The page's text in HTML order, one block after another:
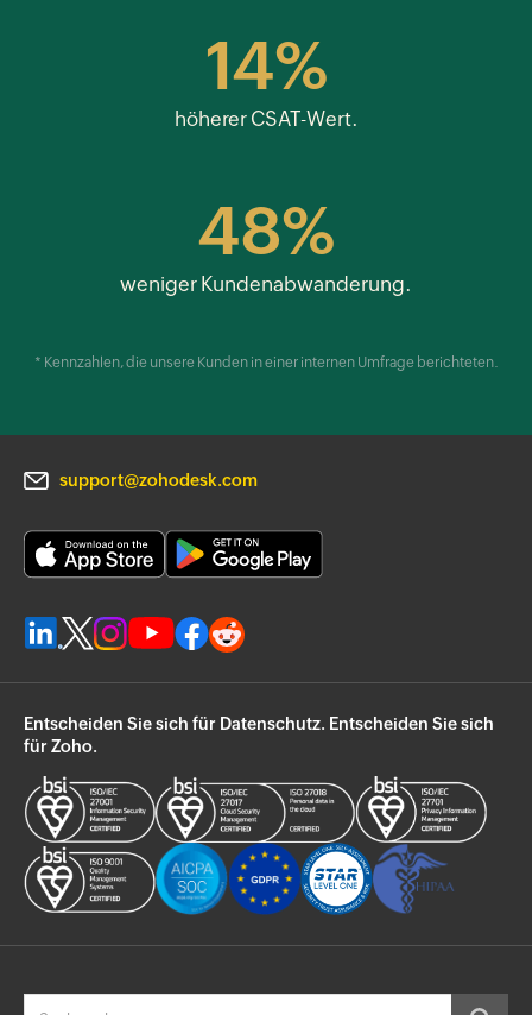
14%
höherer CSAT-Wert.
48%
weniger Kundenabwanderung.
* Kennzahlen, die unsere Kunden in einer internen Umfrage berichteten.
support@zohodesk.com
Entscheiden Sie sich für Datenschutz. Entscheiden Sie sich
für Zoho.